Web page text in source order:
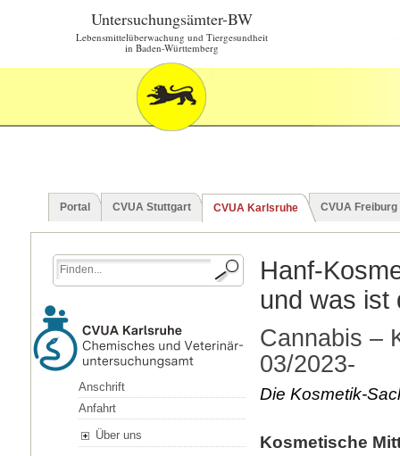
Untersuchungsämter-BW
Lebensmittelüberwachung und Tiergesundheit
in Baden-Württemberg
Portal CVUA Stuttgart CVUA Karlsruhe CVUA Freiburg
Anschrift
Anfahrt
Über uns
Hanf-
und was ist
Cannabis –
03/2023-
Die Kosmetik-
Kosmetische